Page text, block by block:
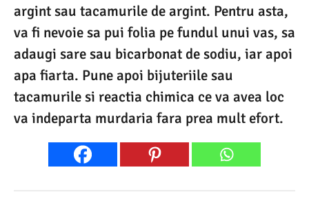
argint sau tacamurile de argint. Pentru asta,
va fi nevoie sa pui folia pe fundul unui vas, sa
adaugi sare sau bicarbonat de sodiu, iar apoi
apa fiarta. Pune apoi bijuteriile sau
tacamurile si reactia chimica ce va avea loc
va indeparta murdaria fara prea mult efort.